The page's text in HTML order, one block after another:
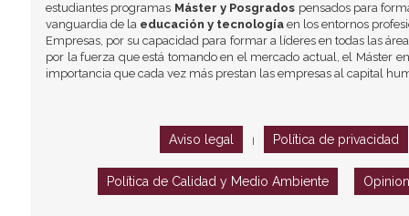
estudiantes programas Máster y Posgrados pensados para
vanguardia de la educación y tecnología en los entornos
Empresas, por su capacidad para formar a líderes en todas las
por la fuerza que está tomando en el mercado actual, el Máster
importancia que cada vez más prestan las empresas al capital
Aviso legal Política de privacidad
Política de Calidad y Medio Ambiente